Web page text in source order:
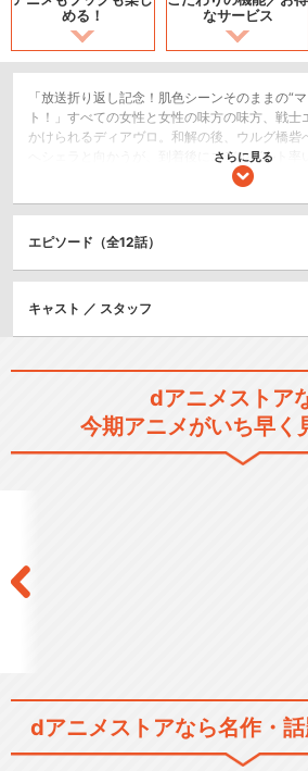
める！
なサービス
「放送折り返し記念！肌色シーンそのままの“
ト！」すべての女性と女性の味方の味方、戦士
かけられるディアヴロ。和解の後、ウルグ橋砦
へシェラと向かうが、到着後にエデルガルト率
る。一方ファルトラ市に残ったレムは、セレス
シリーズ／関連のアニメ作品
異世界魔
魔術
さらに見る
エピソード（全12話）
キャスト ／ スタッフ
dアニメストア
今期アニメがいち早く
dアニメストアなら名作・話